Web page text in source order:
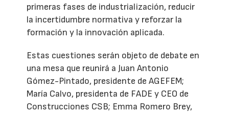
primeras fases de industrialización, reducir
la incertidumbre normativa y reforzar la
formación y la innovación aplicada.
Estas cuestiones serán objeto de debate en
una mesa que reunirá a Juan Antonio
Gómez-Pintado, presidente de AGEFEM;
María Calvo, presidenta de FADE y CEO de
Construcciones CSB; Emma Romero Brey,